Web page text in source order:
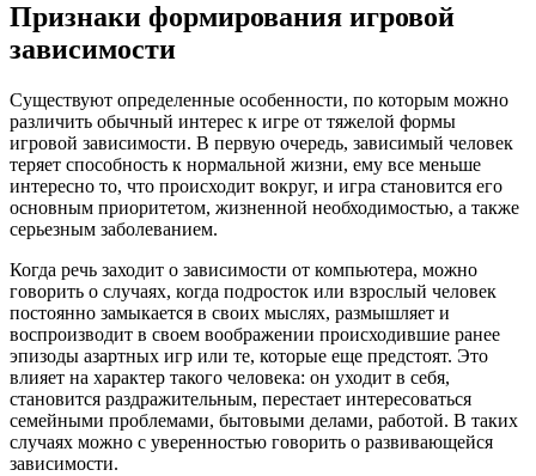
Признаки формирования игровой
зависимости
Существуют определенные особенности, по которым можно
различить обычный интерес к игре от тяжелой формы
игровой зависимости. В первую очередь, зависимый человек
теряет способность к нормальной жизни, ему все меньше
интересно то, что происходит вокруг, и игра становится его
основным приоритетом, жизненной необходимостью, а также
серьезным заболеванием.
Когда речь заходит о зависимости от компьютера, можно
говорить о случаях, когда подросток или взрослый человек
постоянно замыкается в своих мыслях, размышляет и
воспроизводит в своем воображении происходившие ранее
эпизоды азартных игр или те, которые еще предстоят. Это
влияет на характер такого человека: он уходит в себя,
становится раздражительным, перестает интересоваться
семейными проблемами, бытовыми делами, работой. В таких
случаях можно с уверенностью говорить о развивающейся
зависимости.